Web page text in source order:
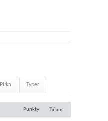
Piłka Typer
Punkty Bilans